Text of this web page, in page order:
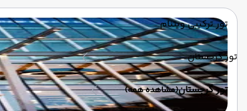
تور ترکیبی ویتنام
تور گرجستان
تور گرجستان(مشاهده همه)